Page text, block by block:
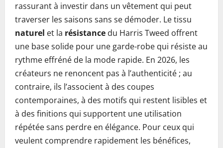
rassurant à investir dans un vêtement qui peut
traverser les saisons sans se démoder. Le tissu
naturel et la résistance du Harris Tweed offrent
une base solide pour une garde-robe qui résiste au
rythme effréné de la mode rapide. En 2026, les
créateurs ne renoncent pas à l’authenticité ; au
contraire, ils l’associent à des coupes
contemporaines, à des motifs qui restent lisibles et
à des finitions qui supportent une utilisation
répétée sans perdre en élégance. Pour ceux qui
veulent comprendre rapidement les bénéfices,